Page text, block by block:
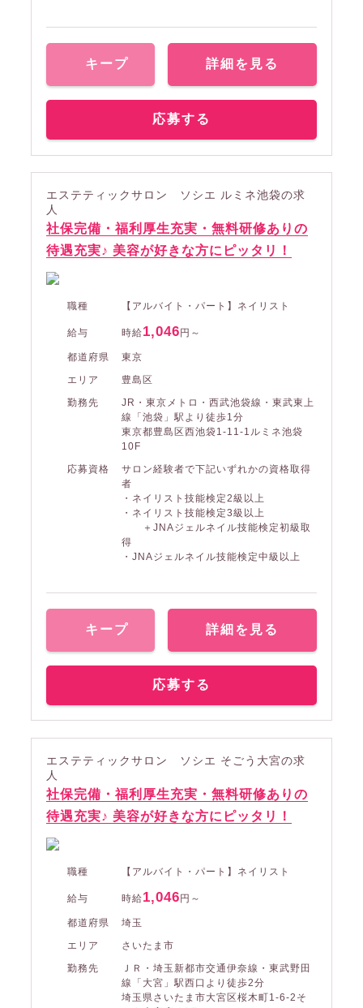
キープ 詳細を見る
応募する
エステティックサロン ソシエ ルミネ池袋の求
人
社保完備・福利厚生充実・無料研修ありの
待遇充実♪ 美容が好きな方にピッタリ！
職種 【アルバイト・パート】ネイリスト
給与 時給1,046円～
都道府県
東京
エリア
豊島区
勤務先
JR・東京メトロ・西武池袋線・東武東上
線「池袋」駅より徒歩1分
東京都豊島区西池袋1-11-1ルミネ池袋
10F
応募資格
サロン経験者で下記いずれかの資格取得
者
・ネイリスト技能検定2級以上
・ネイリスト技能検定3級以上
＋JNAジェルネイル技能検定初級取
得
・JNAジェルネイル技能検定中級以上
キープ 詳細を見る
応募する
エステティックサロン ソシエ そごう大宮の求
人
社保完備・福利厚生充実・無料研修ありの
待遇充実♪ 美容が好きな方にピッタリ！
職種 【アルバイト・パート】ネイリスト
給与 時給1,046円～
都道府県
埼玉
エリア
さいたま市
勤務先
ＪＲ・埼玉新都市交通伊奈線・東武野田
線「大宮」駅西口より徒歩2分
埼玉県さいたま市大宮区桜木町1-6-2そ